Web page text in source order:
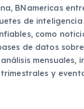
BNamericas
de inteligencia
como
de datos
mensuales,
y